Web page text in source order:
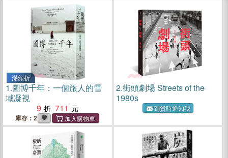
偉大的迷走神經
滿額折
1.圖博千年：一個旅人的雪
域凝視
9
711
庫存：2
2.街頭劇場 Streets of the
1980s
到貨時通知我